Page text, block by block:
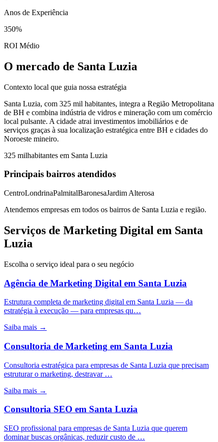
Anos de Experiência
350%
ROI Médio
O mercado de Santa Luzia
Contexto local que guia nossa estratégia
Santa Luzia, com 325 mil habitantes, integra a Região Metropolitana
de BH e combina indústria de vidros e mineração com um comércio
local pulsante. A cidade atrai investimentos imobiliários e de
serviços graças à sua localização estratégica entre BH e cidades do
Noroeste mineiro.
325 milhabitantes em Santa Luzia
Principais bairros atendidos
CentroLondrinaPalmitalBaronesaJardim Alterosa
Atendemos empresas em todos os bairros de Santa Luzia e região.
Serviços de Marketing Digital em Santa
Luzia
Escolha o serviço ideal para o seu negócio
Agência de Marketing Digital em Santa Luzia
Estrutura completa de marketing digital em Santa Luzia — da
estratégia à execução — para empresas qu…
Saiba mais →
Consultoria de Marketing em Santa Luzia
Consultoria estratégica para empresas de Santa Luzia que precisam
estruturar o marketing, destravar …
Saiba mais →
Consultoria SEO em Santa Luzia
SEO profissional para empresas de Santa Luzia que querem
dominar buscas orgânicas, reduzir custo de …